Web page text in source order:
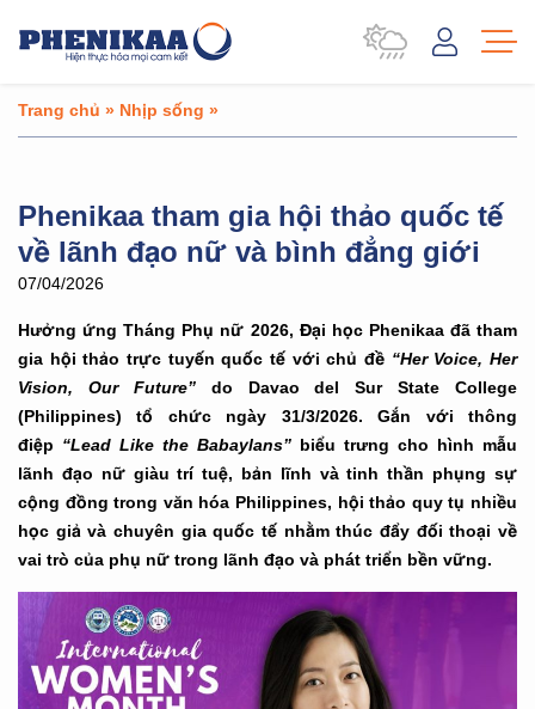
Trang chủ » Nhịp sống »
Phenikaa tham gia hội thảo quốc tế
về lãnh đạo nữ và bình đẳng giới
07/04/2026
Hưởng ứng Tháng Phụ nữ 2026, Đại học Phenikaa đã tham
gia hội thảo trực tuyến quốc tế với chủ đề “Her Voice, Her
Vision, Our Future”do Davao del Sur State College
(Philippines) tổ chức ngày 31/3/2026. Gắn với thông
điệp “Lead Like the Babaylans” biểu trưng cho hình mẫu
lãnh đạo nữ giàu trí tuệ, bản lĩnh và tinh thần phụng sự
cộng đồng trong văn hóa Philippines, hội thảo quy tụ nhiều
học giả và chuyên gia quốc tế nhằm thúc đẩy đối thoại về
vai trò của phụ nữ trong lãnh đạo và phát triển bền vững.